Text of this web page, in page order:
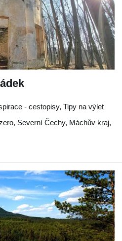
- cestopisy, Tipy na výlet
, Severní Čechy, Máchův kraj,